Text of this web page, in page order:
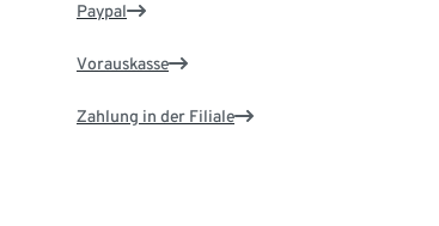
Paypal
Vorauskasse
Zahlung in der Filiale